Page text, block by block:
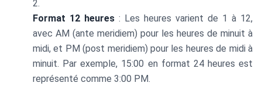
Format 12 heures : Les heures varient de 1 à 12,
avec AM (ante meridiem) pour les heures de minuit à
midi, et PM (post meridiem) pour les heures de midi à
minuit. Par exemple, 15:00 en format 24 heures est
représenté comme 3:00 PM.